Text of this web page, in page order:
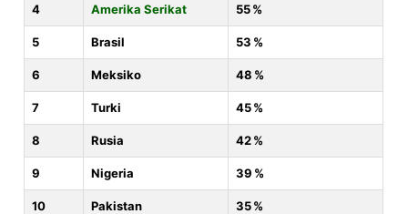
4 Amerika Serikat 55 %
5 Brasil 53 %
6 Meksiko 48 %
7 Turki 45 %
8 Rusia 42 %
9 Nigeria 39 %
10 Pakistan 35 %